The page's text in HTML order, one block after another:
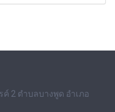
2 ตำบลบางพูด อำเภอ